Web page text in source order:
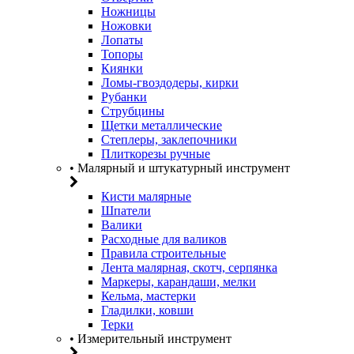
Ножницы
Ножовки
Лопаты
Топоры
Киянки
Ломы-гвоздодеры, кирки
Рубанки
Струбцины
Щетки металлические
Степлеры, заклепочники
Плиткорезы ручные
• Малярный и штукатурный инструмент
Кисти малярные
Шпатели
Валики
Расходные для валиков
Правила строительные
Лента малярная, скотч, серпянка
Маркеры, карандаши, мелки
Кельма, мастерки
Гладилки, ковши
Терки
• Измерительный инструмент